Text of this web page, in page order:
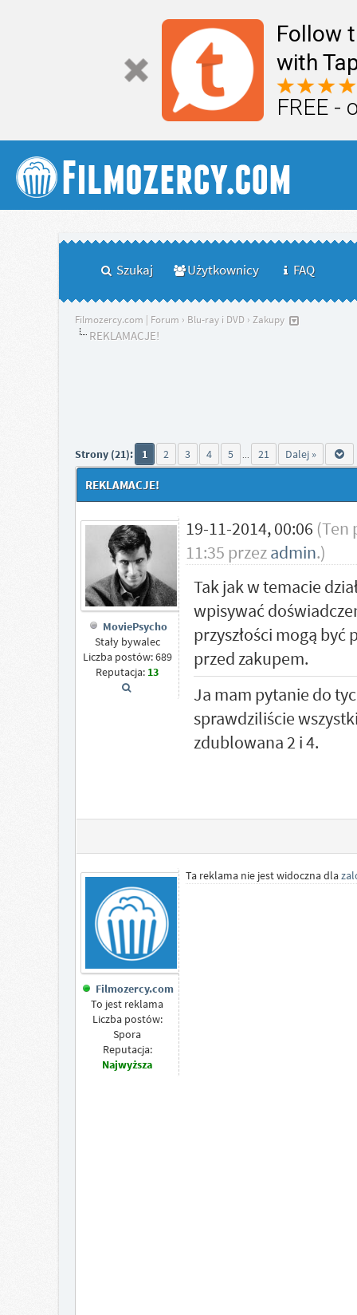
Follow
with
FREE -
Szukaj Użytkownicy FAQ
Filmozercy.com | Forum › Blu-ray i DVD › Zakupy
REKLAMACJE!
Strony (21): 1 2 3 4 5 ... 21 Dalej »
REKLAMACJE!
MoviePsycho
Stały bywalec
Liczba postów: 689
Reputacja: 13
19-11-2014, 00:06 (Ten
11:35 przezadmin.)
Tak jak w temacie
wpisywać
przyszłości mogą
przed zakupem.
Ja mam pytanie do
sprawdziliście
zdublowana 2 i 4.
Filmozercy.com
To jest reklama
Liczba postów:
Spora
Reputacja:
Najwyższa
Ta reklama nie jest widoczna dla